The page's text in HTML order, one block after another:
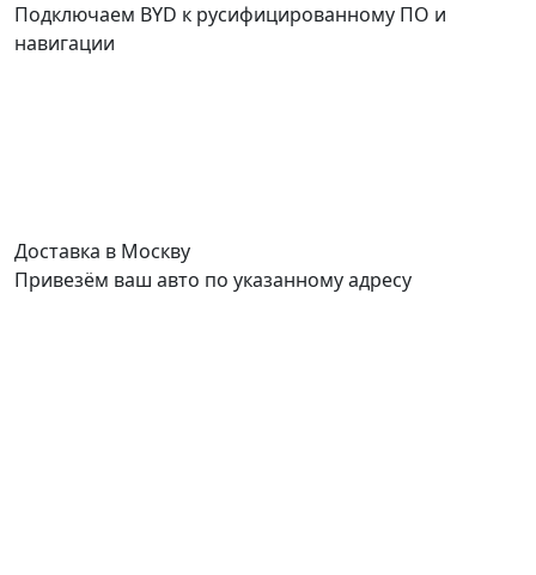
Подключаем BYD к русифицированному ПО и
навигации
Доставка в Москву
Привезём ваш авто по указанному адресу